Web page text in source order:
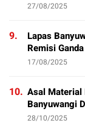
27/08/2025
9.
Lapas
Remisi
17/08/2025
10. Asal Material
Banyuwangi
28/10/2025